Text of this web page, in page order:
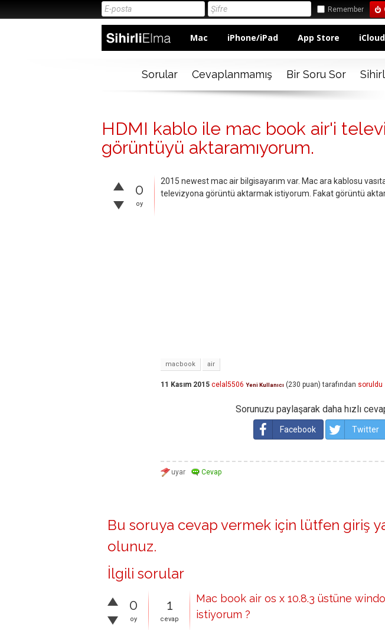
Remember
Mac iPhone/iPad App Store iCloud
Sorular Cevaplanmamış Bir Soru Sor
HDMI kablo ile mac book air'i
görüntüyü aktaramıyorum.
0
oy
2015 newest mac air bilgisayarım var. Mac ara kablosu
televizyona görüntü aktarmak istiyorum. Fakat görüntü
macbook air
11 Kasım 2015 celal5506 Yeni Kullanıcı (230 puan) tarafından soruldu
Sorunuzu paylaşarak daha hızlı
Facebook Twitter
Bu soruya cevap vermek için lütfen giriş
olunuz.
İlgili sorular
0
oy
1
cevap
Mac book air os x 10.8.3 üstüne
istiyorum ?